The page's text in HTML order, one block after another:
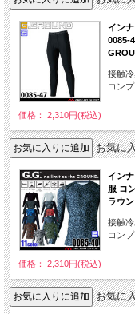
イン
0085-
接触
コン
価格： 2,310円(税込)
お気に
イン
服 コ
ラウ
接触
コン
価格： 2,310円(税込)
お気に